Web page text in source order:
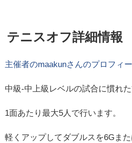
テニスオフ詳細情報
主催者のmaakunさんのプロフィ
中級-中上級レベルの試合に慣れた
1面あたり最大5人で行います。
軽くアップしてダブルスを6Gま